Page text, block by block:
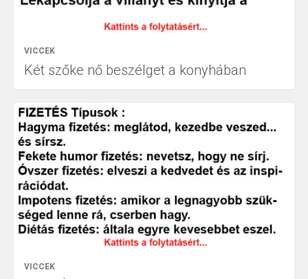
VICCEK
Két szőke nő beszélget a konyhában
VICCEK